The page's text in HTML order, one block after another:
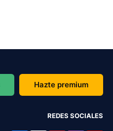
Hazte premium
REDES SOCIALES